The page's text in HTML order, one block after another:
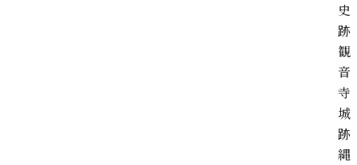
史
跡
観
音
寺
城
跡
縄